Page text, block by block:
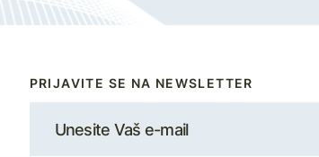
PRIJAVITE SE NA NEWSLETTER